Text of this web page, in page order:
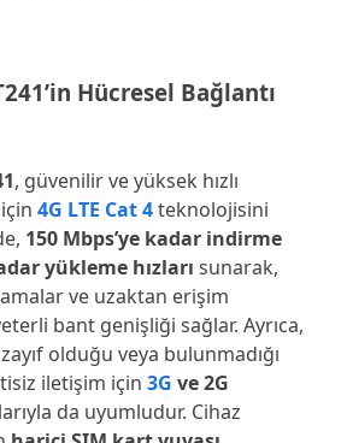
Hücresel Bağlantı
, güvenilir ve yüksek hızlı
4G LTE Cat 4teknolojisini
150 Mbps’ye kadar indirme
yükleme hızları sunarak,
ve uzaktan erişim
bant genişliği sağlar. Ayrıca,
olduğu veya bulunmadığı
iletişim için 3G ve 2G
da uyumludur. Cihaz